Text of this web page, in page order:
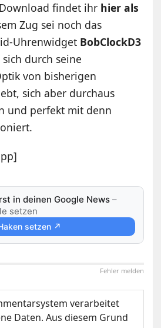
findet ihr hier als
Zug sei noch das
Uhrenwidget BobClockD3
durch seine
von bisherigen
sich aber durchaus
und perfekt mit denn
in deinen Google News –
setzen
setzen ↗
Fehler melden
verarbeitet
Daten. Aus diesem Grund